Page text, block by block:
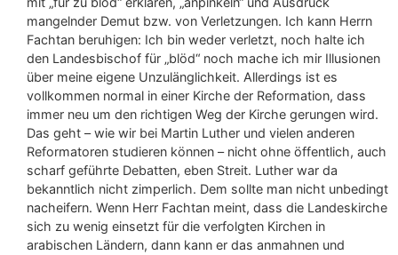
mangelnder Demut bzw. von Verletzungen. Ich kann Herrn
Fachtan beruhigen: Ich bin weder verletzt, noch halte ich
den Landesbischof für „blöd“ noch mache ich mir Illusionen
über meine eigene Unzulänglichkeit. Allerdings ist es
vollkommen normal in einer Kirche der Reformation, dass
immer neu um den richtigen Weg der Kirche gerungen wird.
Das geht – wie wir bei Martin Luther und vielen anderen
Reformatoren studieren können – nicht ohne öffentlich, auch
scharf geführte Debatten, eben Streit. Luther war da
bekanntlich nicht zimperlich. Dem sollte man nicht unbedingt
nacheifern. Wenn Herr Fachtan meint, dass die Landeskirche
sich zu wenig einsetzt für die verfolgten Kirchen in
arabischen Ländern, dann kann er das anmahnen und